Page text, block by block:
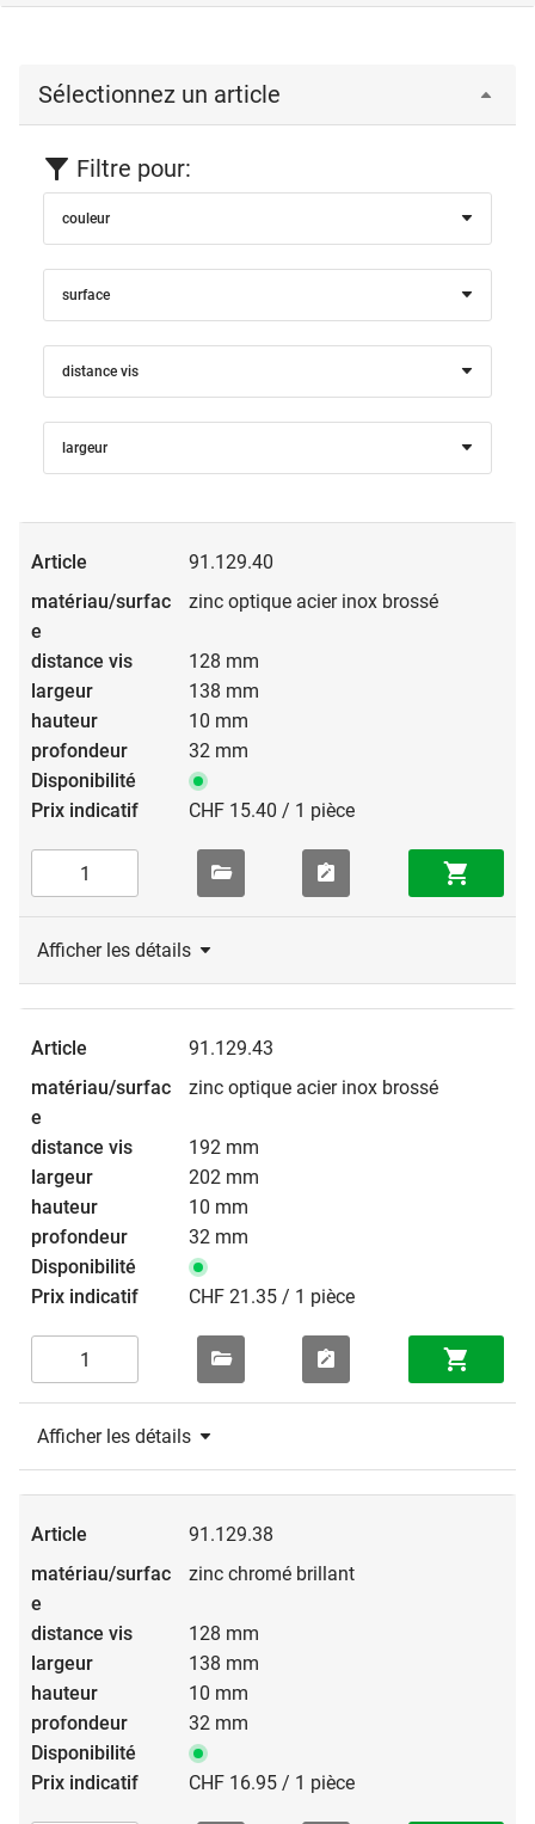
Sélectionnez un article
Filtre pour:
couleur
surface
distance vis
largeur
91.129.40
zinc optique acier inox brossé
128 mm
138 mm
10 mm
32 mm
CHF 15.40 / 1 pièce
Afficher les détails
91.129.43
zinc optique acier inox brossé
192 mm
202 mm
10 mm
32 mm
CHF 21.35 / 1 pièce
Afficher les détails
91.129.38
zinc chromé brillant
128 mm
138 mm
10 mm
32 mm
CHF 16.95 / 1 pièce